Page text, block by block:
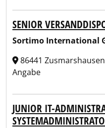
SENIOR
Sortimo International
86441
Angabe
JUNIOR IT-